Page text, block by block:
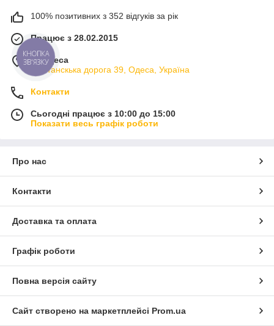
100% позитивних з 352 відгуків за рік
Працює з 28.02.2015
м. Одеса
Фонтанскька дорога 39, Одеса, Україна
Контакти
Сьогодні працює з 10:00 до 15:00
Показати весь графік роботи
Про нас
Контакти
Доставка та оплата
Графік роботи
Повна версія сайту
Сайт створено на маркетплейсі Prom.ua
КНОПКА
ЗВ'ЯЗКУ